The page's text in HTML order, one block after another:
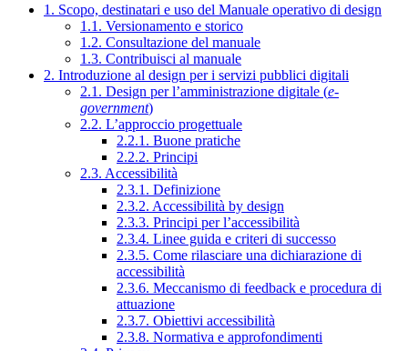
1. Scopo, destinatari e uso del Manuale operativo di design
1.1. Versionamento e storico
1.2. Consultazione del manuale
1.3. Contribuisci al manuale
2. Introduzione al design per i servizi pubblici digitali
2.1. Design per l’amministrazione digitale (e-
government)
2.2. L’approccio progettuale
2.2.1. Buone pratiche
2.2.2. Principi
2.3. Accessibilità
2.3.1. Definizione
2.3.2. Accessibilità by design
2.3.3. Principi per l’accessibilità
2.3.4. Linee guida e criteri di successo
2.3.5. Come rilasciare una dichiarazione di
accessibilità
2.3.6. Meccanismo di feedback e procedura di
attuazione
2.3.7. Obiettivi accessibilità
2.3.8. Normativa e approfondimenti